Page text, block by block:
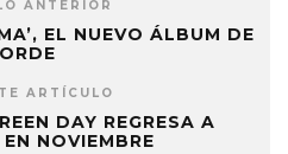
ANTERIOR
EL NUEVO ÁLBUM DE
ARTÍCULO
DAY REGRESA A
NOVIEMBRE